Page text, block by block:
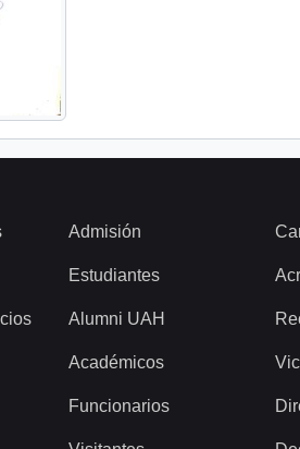
Admisión
Estudiantes
Alumni UAH
Académicos
Funcionarios